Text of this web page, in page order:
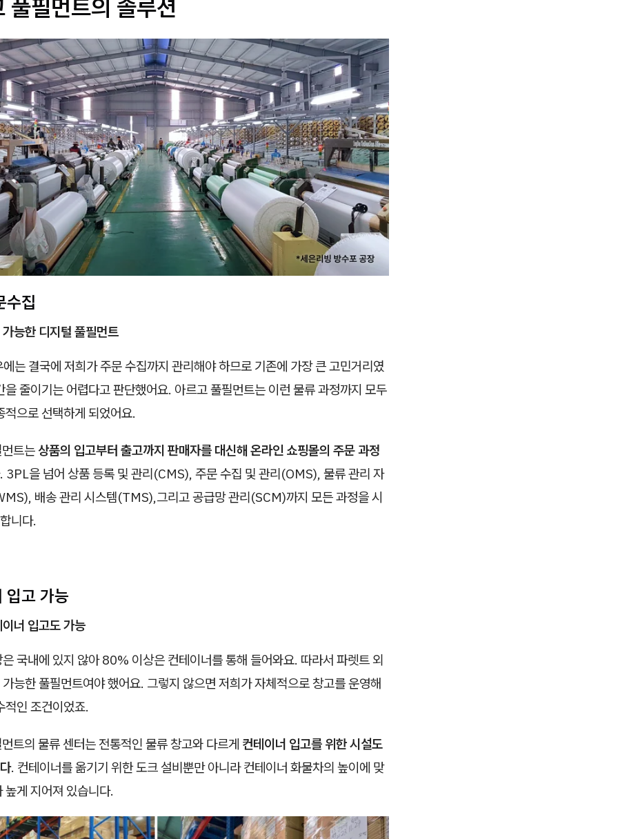
풀필먼트의 솔루션
수집
능한 디지털 풀필먼트
는 결국에 저희가 주문 수집까지 관리해야 하므로 기존에 가장 큰 고민거리였
을 줄이기는 어렵다고 판단했어요. 아르고 풀필먼트는 이런 물류 과정까지 모두
적으로 선택하게 되었어요.
트는상품의 입고부터 출고까지 판매자를 대신해 온라인 쇼핑몰의 주문 과정
3PL을 넘어 상품 등록 및 관리(CMS), 주문 수집 및 관리(OMS), 물류 관리 자
배송 관리 시스템(TMS),그리고 공급망 관리(SCM)까지 모든 과정을 시
니다.
고 가능
너 입고도 가능
국내에 있지 않아 80% 이상은 컨테이너를 통해 들어와요. 따라서 파렛트 외
능한 풀필먼트여야 했어요. 그렇지 않으면 저희가 자체적으로 창고를 운영해
적인 조건이었죠.
트의 물류 센터는 전통적인 물류 창고와 다르게 컨테이너 입고를 위한 시설도
. 컨테이너를 옮기기 위한 도크 설비뿐만 아니라 컨테이너 화물차의 높이에 맞
높게 지어져 있습니다.